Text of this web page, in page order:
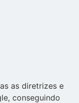
as diretrizes e
conseguindo